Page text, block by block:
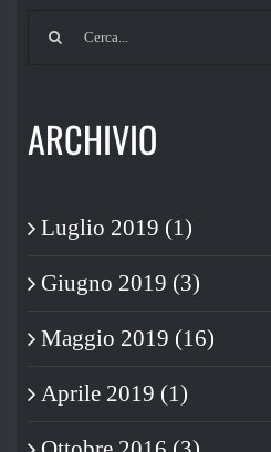
Cerca
ARCHIVIO
Luglio 2019 (1)
Giugno 2019 (3)
Maggio 2019 (16)
Aprile 2019 (1)